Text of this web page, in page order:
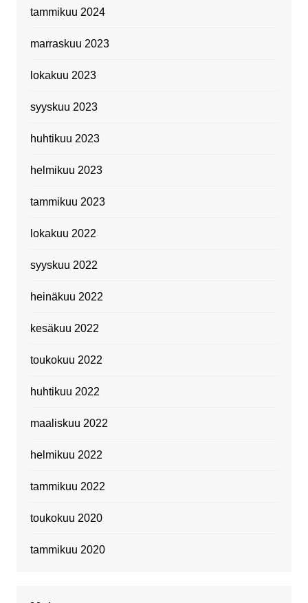
tammikuu 2024
marraskuu 2023
lokakuu 2023
syyskuu 2023
huhtikuu 2023
helmikuu 2023
tammikuu 2023
lokakuu 2022
syyskuu 2022
heinäkuu 2022
kesäkuu 2022
toukokuu 2022
huhtikuu 2022
maaliskuu 2022
helmikuu 2022
tammikuu 2022
toukokuu 2020
tammikuu 2020